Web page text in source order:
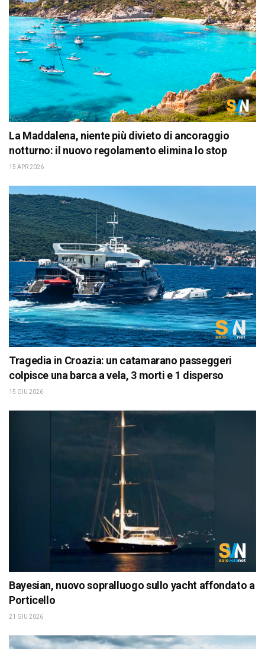
La Maddalena, niente più divieto di ancoraggio
notturno: il nuovo regolamento elimina lo stop
15 APR 2026
Tragedia in Croazia: un catamarano passeggeri
colpisce una barca a vela, 3 morti e 1 disperso
15 GIU 2026
Bayesian, nuovo sopralluogo sullo yacht affondato a
Porticello
21 GIU 2026